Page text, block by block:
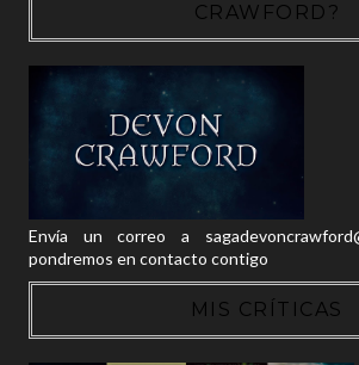
CRAWFORD?
Envía un correo a
pondremos en contacto contigo
MIS CRÍTICAS